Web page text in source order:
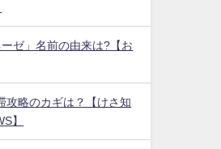
ゼ」名前の由来は?【お
攻略のカギは？【けさ知
】